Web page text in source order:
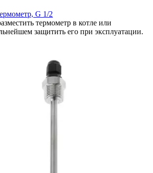
G 1/2
термометр в котле или
защитить его при эксплуатации.